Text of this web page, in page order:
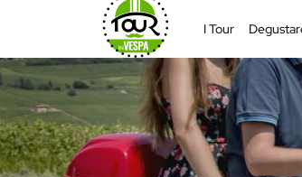
I Tour